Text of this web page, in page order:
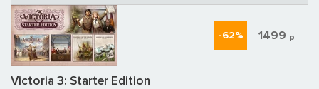
Victoria 3: Starter Edition
-62% 1499 р